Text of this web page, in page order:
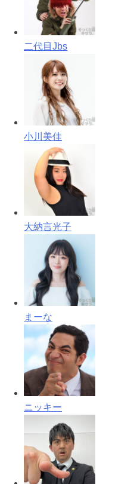
二代目Jbs
小川美佳
大納言光子
まーな
ニッキー